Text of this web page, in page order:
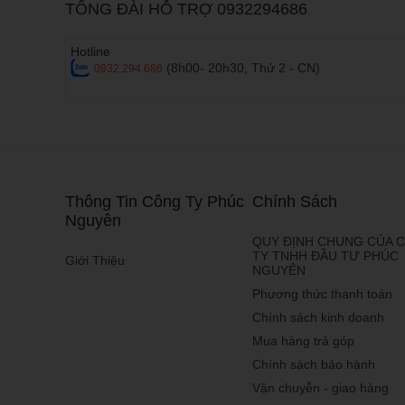
Dựa vào giá bán, ta
Điện thoại giá rẻ
- Thông tin chung :
6xxx), có thể được
- Thương hiệu tiêu
TỔNG ĐÀI HỖ TRỢ 0932294686
Hotline
0932.294.686 (8h00- 20h30, Thứ 2 - CN)
Thông Tin Công Ty Phúc
Nguyên
Giới Thiệu
Chính Sách
QUY ĐỊNH CHUNG CỦA
TY TNHH ĐẦU TƯ PHÚC
NGUYÊN
Phương thức thanh toán
Chính sách kinh doanh
Mua hàng trả góp
Chính sách bảo hành
Vận chuyễn - giao hàng